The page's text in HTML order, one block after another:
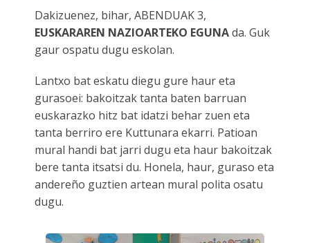
Dakizuenez, bihar, ABENDUAK 3,
EUSKARAREN NAZIOARTEKO EGUNAda. Guk
gaur ospatu dugu eskolan.
Lantxo bat eskatu diegu gure haur eta
gurasoei: bakoitzak tanta baten barruan
euskarazko hitz bat idatzi behar zuen eta
tanta berriro ere Kuttunara ekarri. Patioan
mural handi bat jarri dugu eta haur bakoitzak
bere tanta itsatsi du. Honela, haur, guraso eta
andereño guztien artean mural polita osatu
dugu.